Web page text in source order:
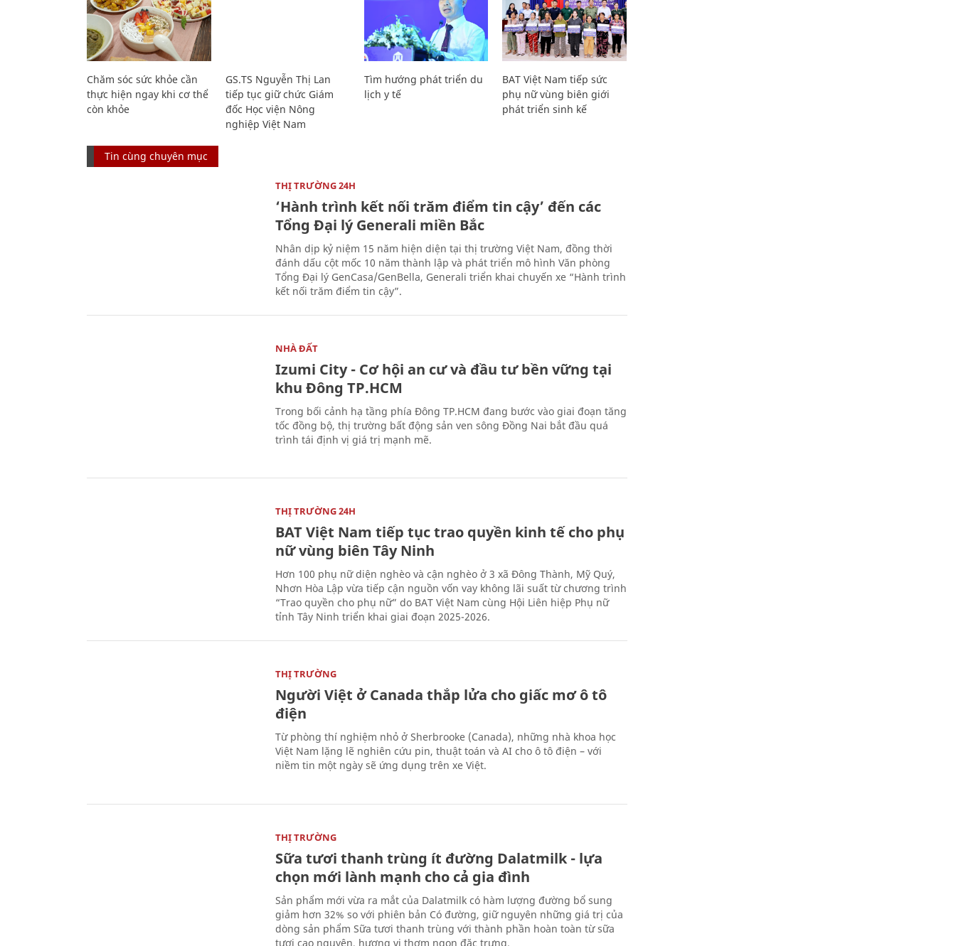
Chăm sóc sức khỏe cần
thực hiện ngay khi cơ thể
còn khỏe
GS.TS Nguyễn Thị Lan
tiếp tục giữ chức Giám
đốc Học viện Nông
nghiệp Việt Nam
Tìm hướng phát triển du
lịch y tế
BAT Việt Nam tiếp sức
phụ nữ vùng biên giới
phát triển sinh kế
Tin cùng chuyên mục
THỊ TRƯỜNG 24H
‘Hành trình kết nối trăm điểm tin cậy’ đến các
Tổng Đại lý Generali miền Bắc
Nhân dịp kỷ niệm 15 năm hiện diện tại thị trường Việt Nam, đồng thời
đánh dấu cột mốc 10 năm thành lập và phát triển mô hình Văn phòng
Tổng Đại lý GenCasa/GenBella, Generali triển khai chuyến xe “Hành trình
kết nối trăm điểm tin cậy”.
NHÀ ĐẤT
Izumi City - Cơ hội an cư và đầu tư bền vững tại
khu Đông TP.HCM
Trong bối cảnh hạ tầng phía Đông TP.HCM đang bước vào giai đoạn tăng
tốc đồng bộ, thị trường bất động sản ven sông Đồng Nai bắt đầu quá
trình tái định vị giá trị mạnh mẽ.
THỊ TRƯỜNG 24H
BAT Việt Nam tiếp tục trao quyền kinh tế cho phụ
nữ vùng biên Tây Ninh
Hơn 100 phụ nữ diện nghèo và cận nghèo ở 3 xã Đông Thành, Mỹ Quý,
Nhơn Hòa Lập vừa tiếp cận nguồn vốn vay không lãi suất từ chương trình
“Trao quyền cho phụ nữ” do BAT Việt Nam cùng Hội Liên hiệp Phụ nữ
tỉnh Tây Ninh triển khai giai đoạn 2025-2026.
THỊ TRƯỜNG
Người Việt ở Canada thắp lửa cho giấc mơ ô tô
điện
Từ phòng thí nghiệm nhỏ ở Sherbrooke (Canada), những nhà khoa học
Việt Nam lặng lẽ nghiên cứu pin, thuật toán và AI cho ô tô điện – với
niềm tin một ngày sẽ ứng dụng trên xe Việt.
THỊ TRƯỜNG
Sữa tươi thanh trùng ít đường Dalatmilk - lựa
chọn mới lành mạnh cho cả gia đình
Sản phẩm mới vừa ra mắt của Dalatmilk có hàm lượng đường bổ sung
giảm hơn 32% so với phiên bản Có đường, giữ nguyên những giá trị của
dòng sản phẩm Sữa tươi thanh trùng với thành phần hoàn toàn từ sữa
tươi cao nguyên, hương vị thơm ngon đặc trưng.